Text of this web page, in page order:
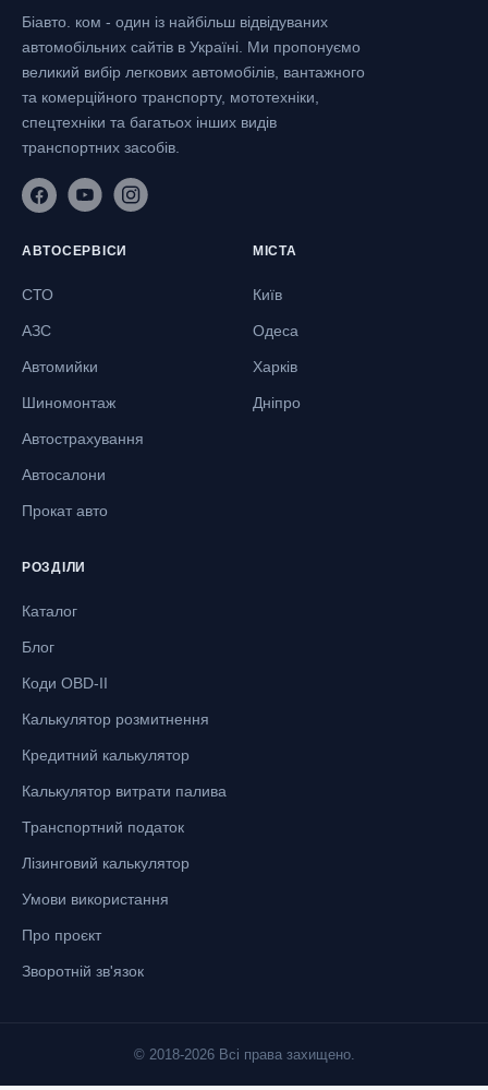
Біавто. ком - один із найбільш відвідуваних
автомобільних сайтів в Україні. Ми пропонуємо
великий вибір легкових автомобілів, вантажного
та комерційного транспорту, мототехніки,
спецтехніки та багатьох інших видів
транспортних засобів.
АВТОСЕРВІСИ
СТО
АЗС
Автомийки
Шиномонтаж
Автострахування
Автосалони
Прокат авто
МІСТА
Київ
Одеса
Харків
Дніпро
РОЗДІЛИ
Каталог
Блог
Коди OBD-II
Калькулятор розмитнення
Кредитний калькулятор
Калькулятор витрати палива
Транспортний податок
Лізинговий калькулятор
Умови використання
Про проєкт
Зворотній зв'язок
© 2018-2026 Всі права захищено.